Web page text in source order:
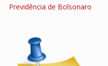
Previdência de Bolsonaro